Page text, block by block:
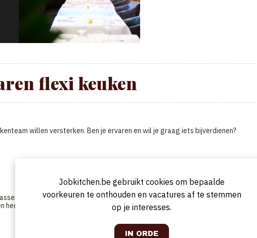
flexi keuken
willen versterken. Ben je ervaren en wil je graag iets bijverdienen?
hedendaagse presentatie
Jobkitchen.be gebruikt cookies om bepaalde
voorkeuren te onthouden en vacatures af te stemmen
op je interesses.